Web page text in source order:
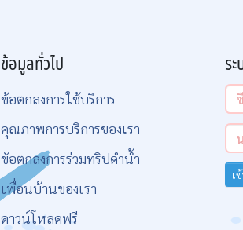
ข้อมูลทั่วไป
ข้อตกลงการใช้บริการ
คุณภาพการบริการของเรา
ข้อตกลงการร่วมทริปดำน้ำ
เพื่อนบ้านของเรา
ดาวน์โหลดฟรี
ร
เ